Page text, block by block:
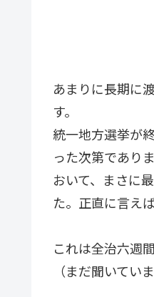
あまりに長期に
す。
統一地方選挙が
った次第であり
おいて、まさに
た。正直に言え
これは全治六週
（まだ聞いてい